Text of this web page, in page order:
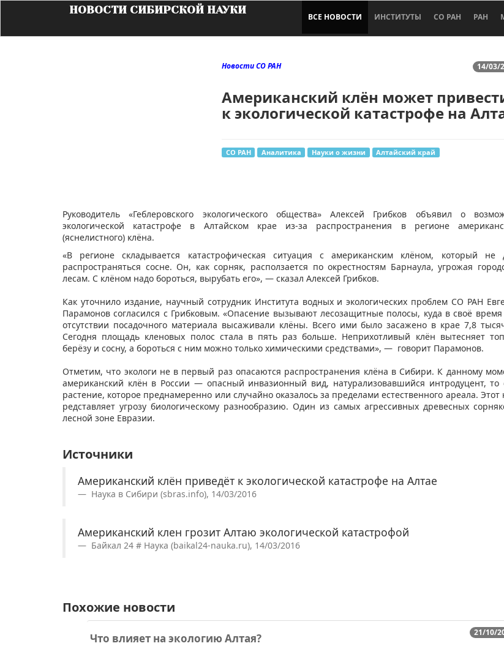
НОВОСТИ СИБИРСКОЙ НАУКИ
ВСЕ НОВОСТИ ИНСТИТУТЫ СО РАН РАН
14/03/
Новости СО РАН
Американский клён может
к экологической катастрофе на
СО РАН Аналитика Науки о жизни Алтайский край
​Руководитель «Геблеровского экологического общества» Алексей Грибков объявил о
экологической катастрофе в Алтайском крае из-за распространения в регионе
(яснелистного) клёна.
«В регионе складывается катастрофическая ситуация с американским клёном, который не
распространяться сосне. Он, как сорняк, расползается по окрестностям Барнаула, угрожая
лесам. С клёном надо бороться, вырубать его», — сказал Алексей Грибков.
Как уточнило издание, научный сотрудник Института водных и экологических проблем СО РАН
Парамонов согласился с Грибковым. «Опасение вызывают лесозащитные полосы, куда в своё
отсутствии посадочного материала высаживали клёны. Всего ими было засажено в крае 7,8
Сегодня площадь кленовых полос стала в пять раз больше. Неприхотливый клён вытесняет
берёзу и сосну, а бороться с ним можно только химическими средствами», — говорит Парамонов.
Отметим, что экологи не в первый раз опасаются распространения клёна в Сибири. К данному
американский клён в России — опасный инвазионный вид, натурализовавшийся интродуцент, то
растение, которое преднамеренно или случайно оказалось за пределами естественного ареала. Этот
редставляет угрозу биологическому разнообразию. Один из самых агрессивных древесных
лесной зоне Евразии.
Источники
Американский клён приведёт к экологической катастрофе на Алтае
Наука в Сибири (sbras.info), 14/03/2016
Американский клен грозит Алтаю экологической катастрофой
Байкал 24 # Наука (baikal24-nauka.ru), 14/03/2016
Похожие новости
21/10/
Что влияет на экологию Алтая?